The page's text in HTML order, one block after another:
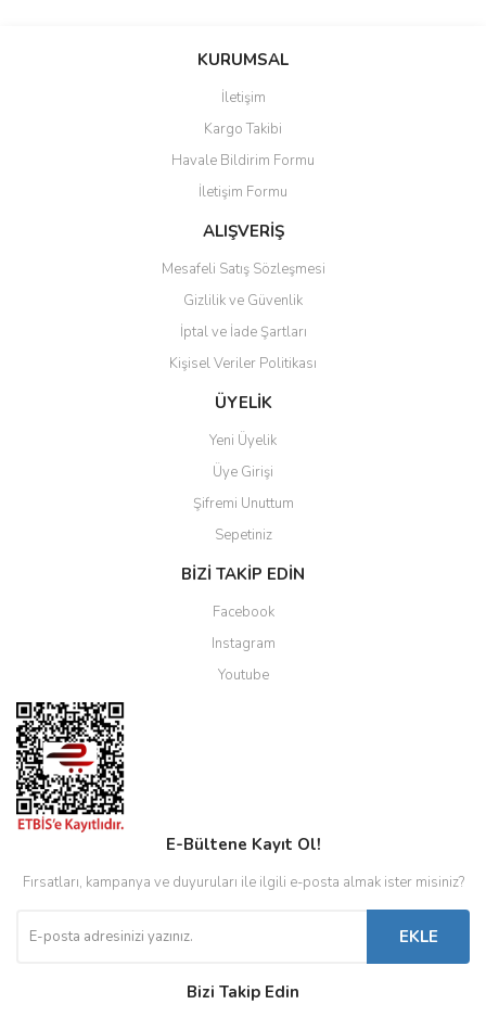
KURUMSAL
İletişim
Kargo Takibi
Havale Bildirim Formu
İletişim Formu
ALIŞVERİŞ
Mesafeli Satış Sözleşmesi
Gizlilik ve Güvenlik
İptal ve İade Şartları
Kişisel Veriler Politikası
ÜYELİK
Yeni Üyelik
Üye Girişi
Şifremi Unuttum
Sepetiniz
BİZİ TAKİP EDİN
Facebook
Instagram
Youtube
E-Bültene Kayıt Ol!
Fırsatları, kampanya ve duyuruları ile ilgili e-posta almak ister misiniz?
EKLE
Bizi Takip Edin